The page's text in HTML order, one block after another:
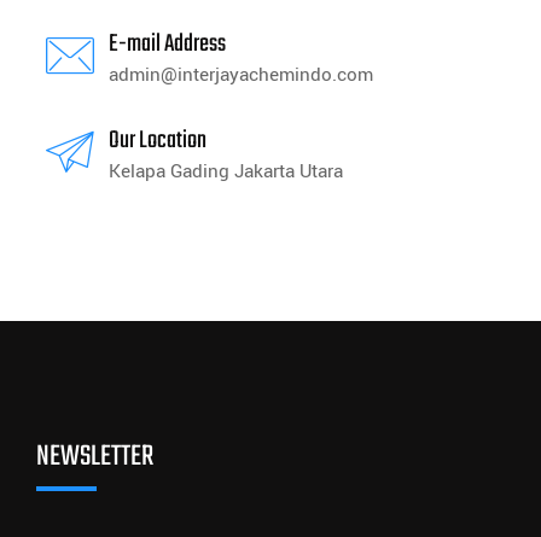
E-mail Address
admin@interjayachemindo.com
Our Location
Kelapa Gading Jakarta Utara
NEWSLETTER